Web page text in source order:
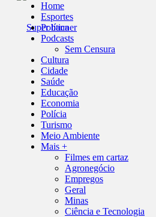
Home
Esportes
Política
Podcasts
Sem Censura
Cultura
Cidade
Saúde
Educação
Economia
Polícia
Turismo
Meio Ambiente
Mais +
Filmes em cartaz
Agronegócio
Empregos
Geral
Minas
Ciência e Tecnologia